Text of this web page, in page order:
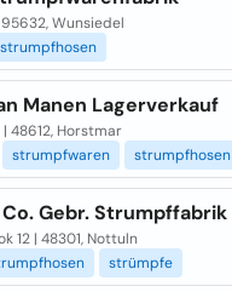
Wunsiedel
strumpfhosen
Manen Lagerverkauf
48612, Horstmar
strumpfwaren strumpfhosen
Gebr. Strumpffabrik
12 | 48301, Nottuln
strümpfe